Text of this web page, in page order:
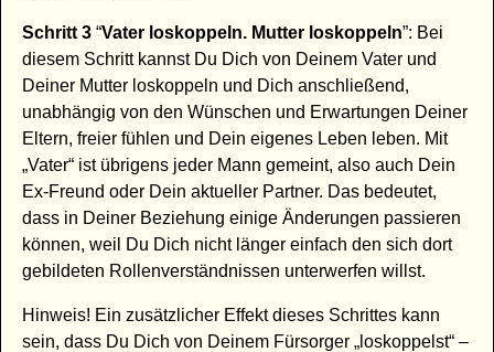
Schritt 3“Vater loskoppeln. Mutter loskoppeln”: Bei
diesem Schritt kannst Du Dich von Deinem Vater und
Deiner Mutter loskoppeln und Dich anschließend,
unabhängig von den Wünschen und Erwartungen Deiner
Eltern, freier fühlen und Dein eigenes Leben leben. Mit
„Vater“ ist übrigens jeder Mann gemeint, also auch Dein
Ex-Freund oder Dein aktueller Partner. Das bedeutet,
dass in Deiner Beziehung einige Änderungen passieren
können, weil Du Dich nicht länger einfach den sich dort
gebildeten Rollenverständnissen unterwerfen willst.
Hinweis! Ein zusätzlicher Effekt dieses Schrittes kann
sein, dass Du Dich von Deinem Fürsorger „loskoppelst“ –